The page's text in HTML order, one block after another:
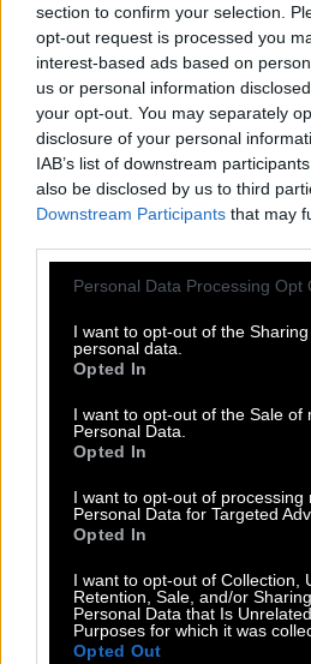
section to confirm your selection.
opt-out request is processed you
interest-based ads based on
us or personal information
your opt-out. You may separately
disclosure of your personal
IAB’s list of downstream
also be disclosed by us to third
Downstream Participants that may
Please note that this website/app
not limited to your visit or usage
grant or deny consent to Google
use your data for below specified
consent section.
Personal Data Processing Opt
I want to opt-out of the
personal data.
Opted In
I want to opt-out of the Sale of
Personal Data.
Opted In
I want to opt-out of processing
Personal Data for Targeted
Opted In
I want to opt-out of Collection,
Retention, Sale, and/or
Personal Data that Is
Purposes for which it was
Opted Out
Η Τσιορμπατζή, την οποία
μικρού μήκους «Τσουλάκια»
στην ερμηνεία της
νεανικότητας με την
πρόωρης ενηλικίωσης,
ένα περίπλοκο όσο και
ταλαντούχα ηθοποιός, η
λείπει από κανένα πλάνο της
ένα υψηλής ποιότητας cast
ακόμα τους: Δημήτρη Κίτσο,
Τσιοτσιόπουλο, Λούλι Μπίτρι
σινεφίλ μάτι θα προσέξει
γνωστών ονομάτων σε
ο σκηνοθέτης Γιώργος
(«Υπάρχω»).
Η ταινία «Μικρές Ανάσες»
Feelgood Entertainment (4/6).